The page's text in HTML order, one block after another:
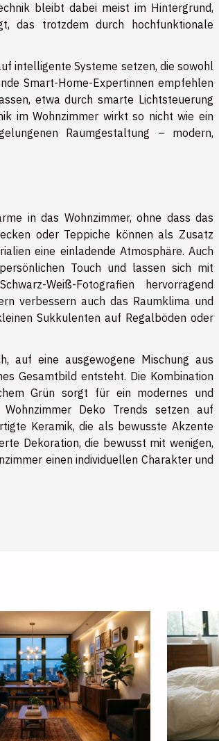
bleibt dabei meist im Hintergrund,
das trotzdem durch hochfunktionale
intelligente Systeme setzen, die sowohl
Smart-Home-Expertinnen empfehlen
etwa durch smarte Lichtsteuerung
im Wohnzimmer wirkt so nicht wie ein
Raumgestaltung – modern,
in das Wohnzimmer, ohne dass das
oder Teppiche können als Zusatz
eine einladende Atmosphäre. Auch
Touch und lassen sich mit
Weiß-Fotografien hervorragend
verbessern auch das Raumklima und
Sukkulenten auf Regalböden oder
auf eine ausgewogene Mischung aus
Gesamtbild entsteht. Die Kombination
Grün sorgt für ein modernes und
Deko Trends setzen auf
Keramik, die als bewusste Akzente
Dekoration, die bewusst mit wenigen,
einen individuellen Charakter und